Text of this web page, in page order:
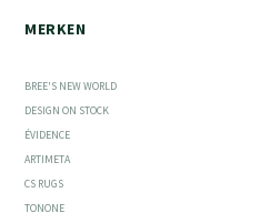
MERKEN
BREE'S NEW WORLD
DESIGN ON STOCK
ÉVIDENCE
ARTIMETA
CS RUGS
TONONE